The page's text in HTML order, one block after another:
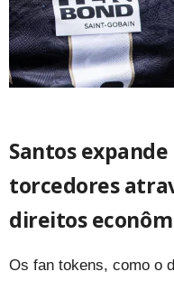
Santos
torcedores
direitos
Os fan tokens, como o